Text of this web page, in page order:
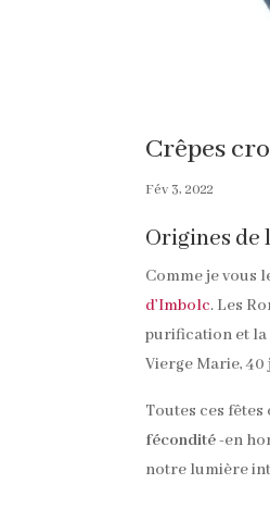
Crêpes
Fév 3, 2022
Origines de
Comme je vous
d’Imbolc. Les
purification et la
Vierge Marie,
Toutes ces
fécondité-en
notre lumière